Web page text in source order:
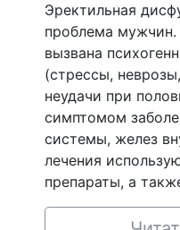
Эректильная
проблема
вызвана
(стрессы,
неудачи при
симптомом
системы, желез
лечения
препараты, а